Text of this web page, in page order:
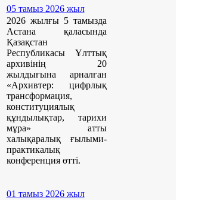
05 тамыз 2026 жыл
2026 жылғы 5 тамызда
Астана қаласында
Қазақстан
Республикасы Ұлттық
архивінің 20
жылдығына арналған
«Архивтер: цифрлық
трансформация,
конституциялық
құндылықтар, тарихи
мұра» атты
халықаралық ғылыми-
практикалық
конференция өтті.
01 тамыз 2026 жыл